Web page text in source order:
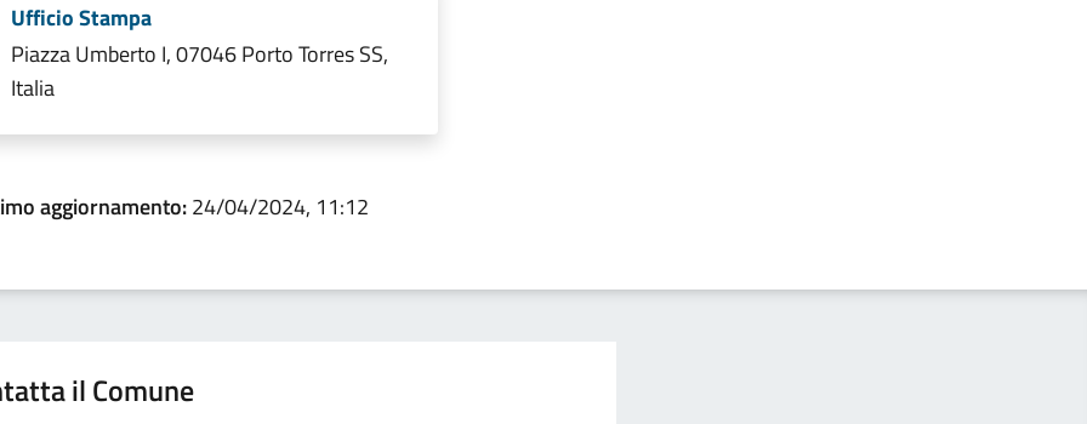
Ufficio Stampa
Piazza Umberto I, 07046 Porto Torres SS,
Italia
aggiornamento:24/04/2024, 11:12
il Comune